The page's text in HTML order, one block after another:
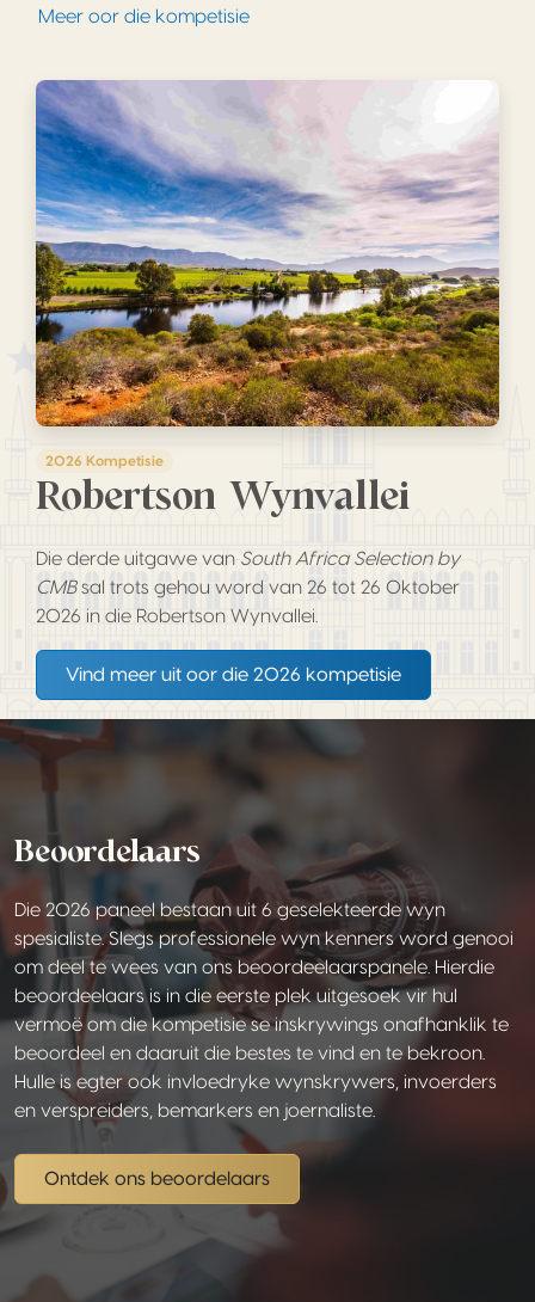
Meer oor die kompetisie
2026 Kompetisie
Robertson Wynvallei
Die derde uitgawe van South Africa Selection by
CMBsal trots gehou word van 26 tot 26 Oktober
2026 in die Robertson Wynvallei.
Vind meer uit oor die 2026 kompetisie
Beoordelaars
Die 2026 paneel bestaan uit 6 geselekteerde wyn
spesialiste. Slegs professionele wyn kenners word genooi
om deel te wees van ons beoordeelaarspanele. Hierdie
beoordeelaars is in die eerste plek uitgesoek vir hul
vermoë om die kompetisie se inskrywings onafhanklik te
beoordeel en daaruit die bestes te vind en te bekroon.
Hulle is egter ook invloedryke wynskrywers, invoerders
en verspreiders, bemarkers en joernaliste.
Ontdek ons beoordelaars